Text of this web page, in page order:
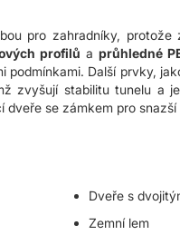
pro zahradníky, protože
profilů a průhledné
podmínkami. Další prvky,
zvyšují stabilitu tunelu a
dveře se zámkem pro
Dveře s
Zemní lem